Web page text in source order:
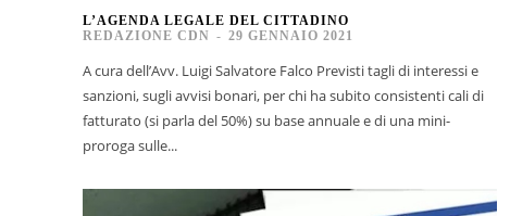
L’AGENDA LEGALE DEL CITTADINO
REDAZIONE CDN - 29 GENNAIO 2021
A cura dell’Avv. Luigi Salvatore Falco Previsti tagli di interessi e
sanzioni, sugli avvisi bonari, per chi ha subito consistenti cali di
fatturato (si parla del 50%) su base annuale e di una mini-
proroga sulle...